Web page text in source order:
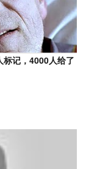
标记，4000人给了